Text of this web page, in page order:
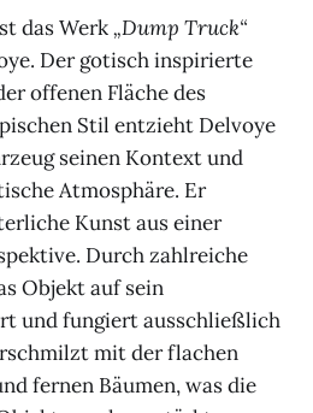
das Werk„Dump Truck“
Der gotisch inspirierte
offenen Fläche des
Stil entzieht Delvoye
seinen Kontext und
Atmosphäre. Er
Kunst aus einer
Durch zahlreiche
Objekt auf sein
und fungiert ausschließlich
mit der flachen
fernen Bäumen, was die